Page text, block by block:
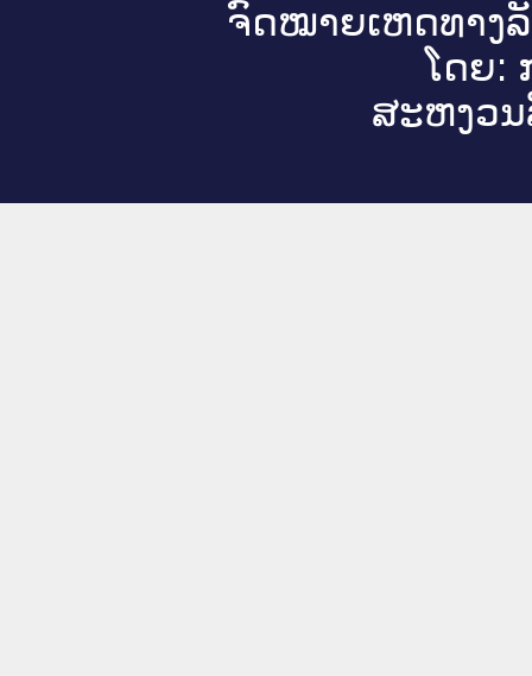
ຈົດ​ໝາຍ​ເຫດ​ທາງ​
ໂດຍ:
ສະ​ຫງວນ​